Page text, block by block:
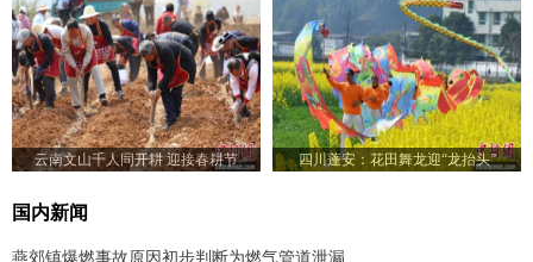
云南文山千人同开耕 迎接春耕节 四川蓬安：花田舞龙迎“龙抬头”
国内新闻
燕郊镇爆燃事故原因初步判断为燃气管道泄漏